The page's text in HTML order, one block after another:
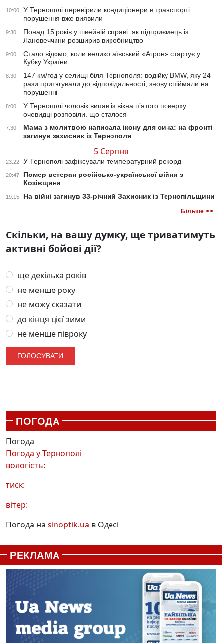
10:00
У Тернополі перевірили кондиціонери в транспорті:
порушення вже виявили
9:30
Понад 15 років у швейній справі: як підприємець із
Лановеччини розширив виробництво
9:00
Стало відомо, коли великогаївський «Агрон» стартує у
Кубку України
8:30
147 км/год у селищі біля Тернополя: водійку BMW, яку 24
рази притягували до відповідальності, знову спіймали на
порушенні
8:00
У Тернополі чоловік випав із вікна п’ятого поверху:
очевидці розповіли, що сталося
7:30
Мама з молитвою написала ікону для сина: на фронті
загинув захисник із Тернополя
5 Серпня
23:22 У Тернополі зафіксували температурний рекорд
20:47
Помер ветеран російсько-української війни з
Козівщини
19:15 На війні загинув 33-річний Захисник із Тернопільщини
Більше >>
Скільки, на вашу думку, ще триватимуть
активні бойові дії?
ще декілька років
не менше року
не можу сказати
до кінця цієї зими
не менше півроку
ПОГОДА
Погода
Погода уТернополі
вологість:
тиск:
вітер:
Погода на sinoptik.ua в Одесі
РЕКЛАМА